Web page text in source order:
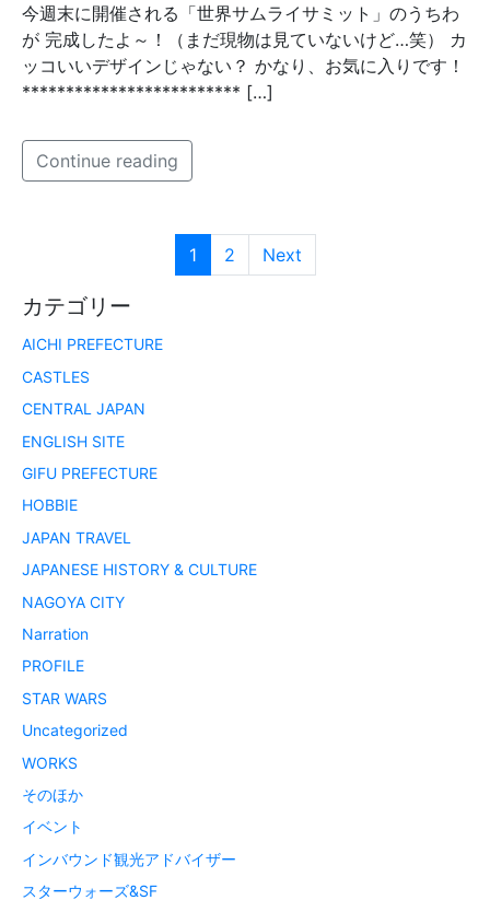
今週末に開催される「世界サムライサミット」のうちわ
が 完成したよ～！（まだ現物は見ていないけど…笑） カ
ッコいいデザインじゃない？ かなり、お気に入りです！
************************* […]
Continue reading
1 2 Next
カテゴリー
AICHI PREFECTURE
CASTLES
CENTRAL JAPAN
ENGLISH SITE
GIFU PREFECTURE
HOBBIE
JAPAN TRAVEL
JAPANESE HISTORY & CULTURE
NAGOYA CITY
Narration
PROFILE
STAR WARS
Uncategorized
WORKS
そのほか
イベント
インバウンド観光アドバイザー
スターウォーズ&SF